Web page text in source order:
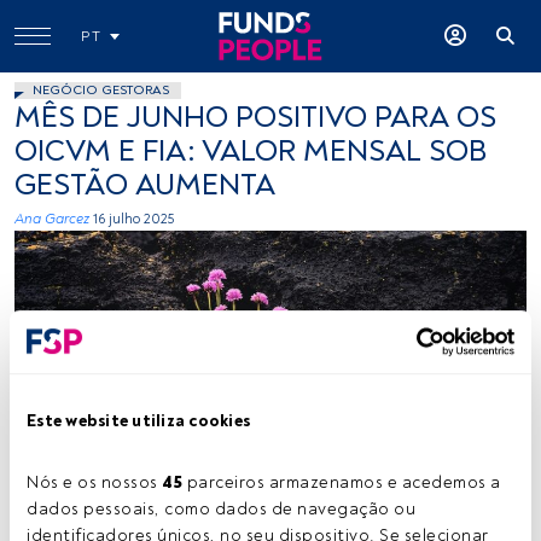
Este website utiliza cookies
Nós e os nossos 45 parceiros armazenamos e acedemos a
dados pessoais, como dados de navegação ou
identificadores únicos, no seu dispositivo. Se selecionar
PT
NEGÓCIO GESTORAS
MÊS DE JUNHO POSITIVO PARA OS
OICVM E FIA: VALOR MENSAL SOB
GESTÃO AUMENTA
Ana Garcez 16 julho 2025
Tempo de leitura:1 min.